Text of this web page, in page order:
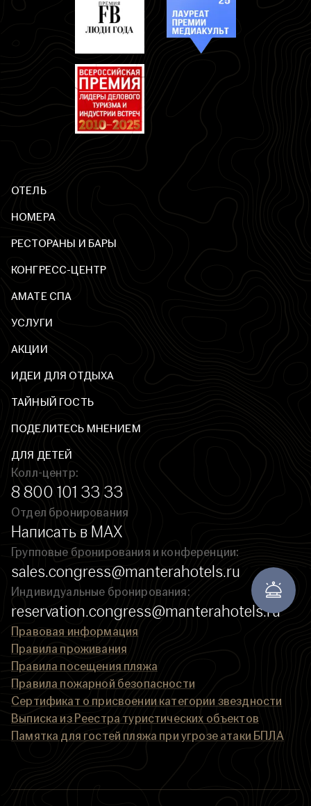
ОТЕЛЬ
НОМЕРА
РЕСТОРАНЫ И БАРЫ
КОНГРЕСС-ЦЕНТР
AМАТЕ СПА
УСЛУГИ
АКЦИИ
ИДЕИ ДЛЯ ОТДЫХА
ТАЙНЫЙ ГОСТЬ
ПОДЕЛИТЕСЬ МНЕНИЕМ
ДЛЯ ДЕТЕЙ
Колл-центр:
8 800 101 33 33
Отдел бронирования
Написать в MAX
Групповые бронирования и конференции:
sales.congress@manterahotels.ru
Индивидуальные бронирования:
reservation.congress@manterahotels.ru
Правовая информация
Правила проживания
Правила посещения пляжа
Правила пожарной безопасности
Сертификат о присвоении категории звездности
Выписка из Реестра туристических объектов
Памятка для гостей пляжа при угрозе атаки БПЛА